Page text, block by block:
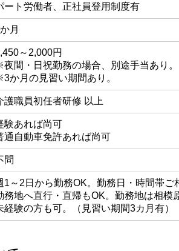
ート労働者、正社員登用制度有
月
～2,000円
間・日祝勤務の場合、別途手当あり。
か月の見習い期間あり。
護職員初任者研修 以上
験あれば尚可
通自動車免許あれば尚可
問
1～2日から勤務OK。勤務日・時間帯ご
務地へ直行・直帰もOK。勤務地は相模
経験の方も可。（見習い期間3カ月有）